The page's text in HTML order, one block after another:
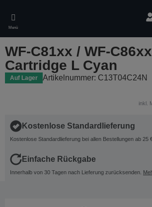
main
content
Menü
WF-C81xx / WF-
Cartridge L Cyan
Auf Lager Artikelnummer: C13T04C24N
inkl.
Kostenlose Standardlieferung
Kostenlose Standardlieferung bei allen Bestellungen ab 25
Einfache Rückgabe
Innerhalb von 30 Tagen nach Lieferung zurücksenden.